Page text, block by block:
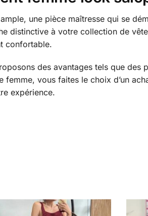
une pièce maîtresse qui se
distinctive à votre collection de
confortable.
des avantages tels que
femme, vous faites le choix d’un
expérience.